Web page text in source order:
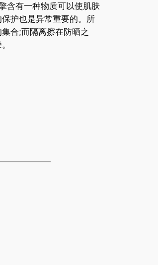
含有一种物质可以使肌肤
护也是异常重要的。所
合;而隔离擦在防晒之